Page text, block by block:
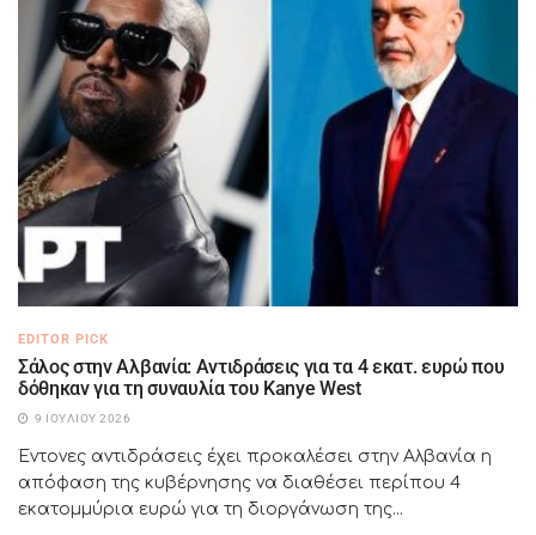
EDITOR PICK
Σάλος στην Αλβανία: Αντιδράσεις για τα 4 εκατ. ευρώ που
δόθηκαν για τη συναυλία του Kanye West
9 ΙΟΥΛΊΟΥ 2026
Έντονες αντιδράσεις έχει προκαλέσει στην Αλβανία η
απόφαση της κυβέρνησης να διαθέσει περίπου 4
εκατομμύρια ευρώ για τη διοργάνωση της...